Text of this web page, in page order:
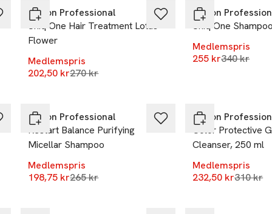
Revlon Professional
Uniq One Hair Treatment Lotus
Flower
Medlemspris
202,50 krLägsta pris 30 dagar
270 kr
Revlon
Uniq One Shampoo
Medlemspris
255 krLägsta pris
340 kr
Revlon Professional
Restart Balance Purifying
Micellar Shampoo
Medlemspris
198,75 krLägsta pris 30 dagar
265 kr
Revlon
Color Protective
Cleanser, 250 ml
Medlemspris
232,50 krLägsta
310 kr